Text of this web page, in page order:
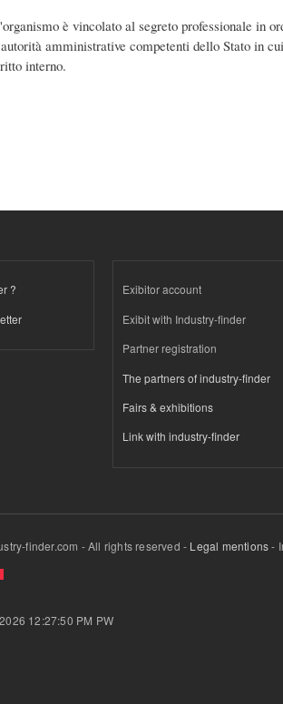
è vincolato al segreto professionale in
amministrative competenti dello Stato in
interno.
?
Exibitor account
Exibit with Industry-finder
Partner registration
The partners of industry-finder
Fairs & exhibitions
Link with industry-finder
finder.com - All rights reserved - Legal mentions-
12:27:50 PM PW